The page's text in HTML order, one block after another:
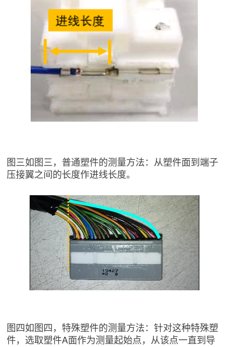
图三如图三，普通塑件的测量方法：从塑件面到端子
压接翼之间的长度作进线长度。
图四如图四，特殊塑件的测量方法：针对这种特殊塑
件，选取塑件A面作为测量起始点，从该点一直到导